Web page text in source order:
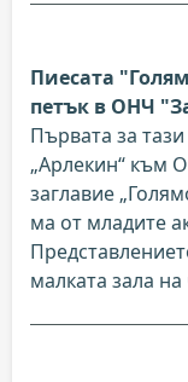
Пиесата
петък в ОНЧ
Първата за
„Арлекин“ към
заглавие
ма от младите
малката зала